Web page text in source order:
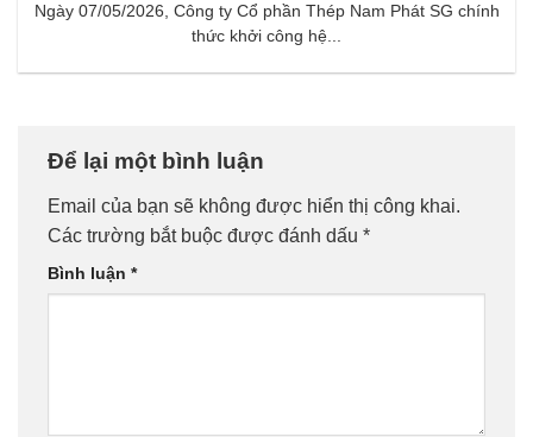
Ngày 07/05/2026, Công ty Cổ phần Thép Nam Phát SG chính
thức khởi công hệ...
Để lại một bình luận
Email của bạn sẽ không được hiển thị công khai.
Các trường bắt buộc được đánh dấu *
Bình luận *